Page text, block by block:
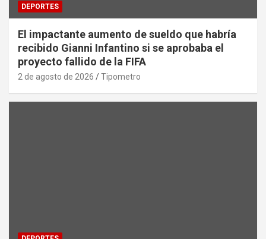
DEPORTES
El impactante aumento de sueldo que habría
recibido Gianni Infantino si se aprobaba el
proyecto fallido de la FIFA
2 de agosto de 2026 Tipometro